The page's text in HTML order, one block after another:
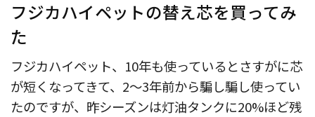
フジカハイペットの替え芯を買ってみ
た
フジカハイペット、10年も使っているとさすがに芯
が短くなってきて、2〜3年前から騙し騙し使ってい
たのですが、昨シーズンは灯油タンクに20%ほど残